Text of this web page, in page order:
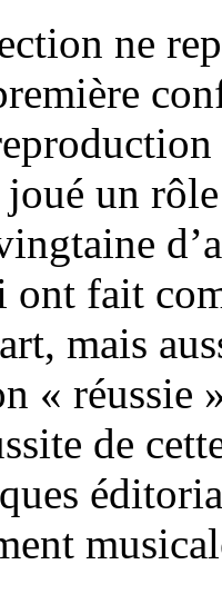
ne
un
fait
mais
« réussie
de